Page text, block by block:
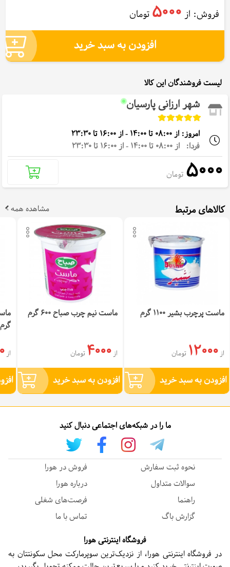
فروش: از 5000 تومان
افزودن به سبد خرید
لیست فروشندگان این کالا
شهر ارزانی پارسیان
امروز: از 08:00 تا 14:00 - از 16:00 تا 23:30
فردا: از 08:00 تا 14:00 - از 16:00 تا 23:30
5000 تومان
کالاهای مرتبط مشاهده همه
ماست پرچرب بشیر 1100 گرم
از12000 تومان
افزودن به سبد خرید
ماست نیم چرب صباح 600 گرم
از4000 تومان
افزودن به سبد خرید
گرم
از
ما را در شبکه‌های اجتماعی دنبال کنید
نحوه ثبت سفارش
سوالات متداول
راهنما
گزارش باگ
فروش در هورا
درباره هورا
فرصت‌های شغلی
تماس با ما
فروشگاه اینترنتی هورا
در فروشگاه اینترنتی هورا، از نزدیک‌ترین سوپرمارکت محل سکونتتان به